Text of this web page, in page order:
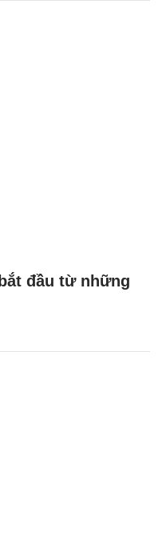
đầu từ những